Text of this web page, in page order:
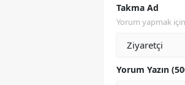
Takma Ad
Yorum yapmak
Yorum Yazın